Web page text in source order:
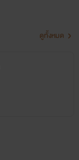
ดูทั้งหมด